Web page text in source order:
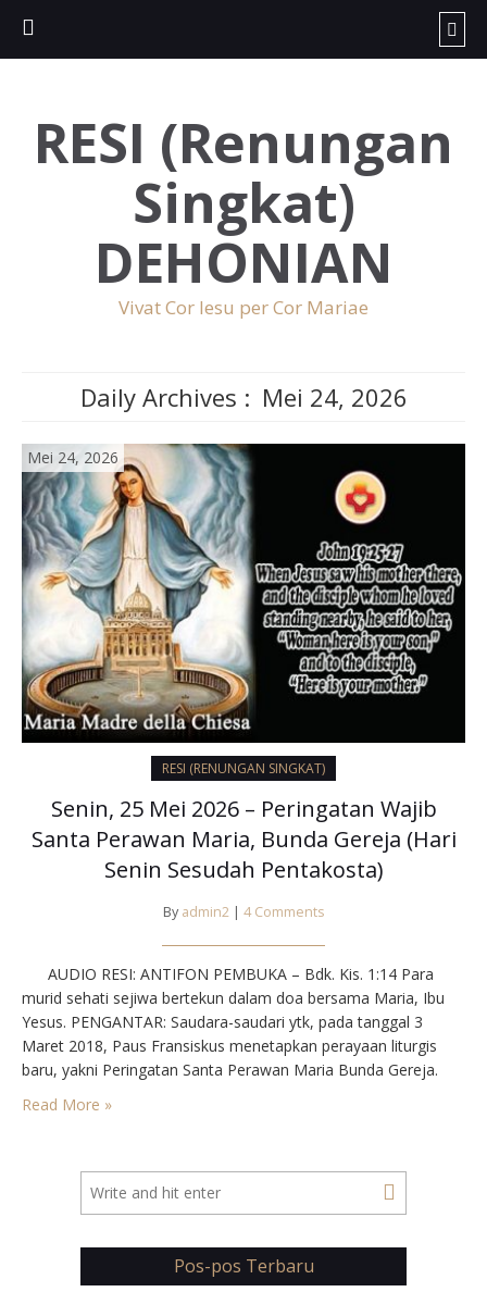
RESI (Renungan
Singkat)
DEHONIAN
Vivat Cor Iesu per Cor Mariae
Daily Archives : Mei 24, 2026
Mei 24, 2026
RESI (RENUNGAN SINGKAT)
Senin, 25 Mei 2026 – Peringatan Wajib
Santa Perawan Maria, Bunda Gereja (Hari
Senin Sesudah Pentakosta)
By admin2 | 4 Comments
AUDIO RESI: ANTIFON PEMBUKA – Bdk. Kis. 1:14 Para
murid sehati sejiwa bertekun dalam doa bersama Maria, Ibu
Yesus. PENGANTAR: Saudara-saudari ytk, pada tanggal 3
Maret 2018, Paus Fransiskus menetapkan perayaan liturgis
baru, yakni Peringatan Santa Perawan Maria Bunda Gereja.
Peringatan ini ditempatkan pada hari Senin sesudah
Read More »
Pos-pos Terbaru